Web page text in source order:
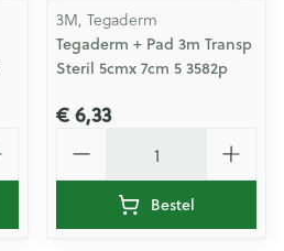
3M, Tegaderm
Tegaderm + Pad 3m Transp
Steril 5cmx 7cm 5 3582p
€ 6,33
Bestel